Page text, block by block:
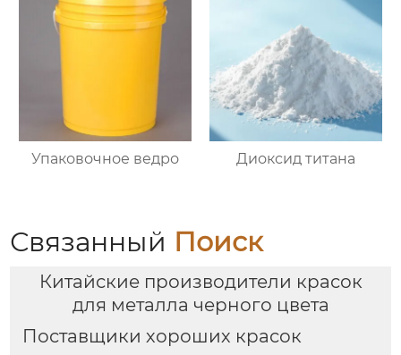
Упаковочное ведро Диоксид титана
Связанный Поиск
Китайские производители красок
для металла черного цвета
Поставщики хороших красок